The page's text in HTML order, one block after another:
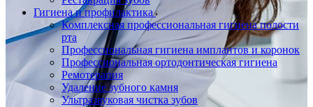
Гигиена и профилактика
Комплексная профессиональная гигиена полости
рта
Профессиональная гигиена имплантов и коронок
Профессиональная ортодонтическая гигиена
Ремотерапия
Удаление зубного камня
Ультразвуковая чистка зубов